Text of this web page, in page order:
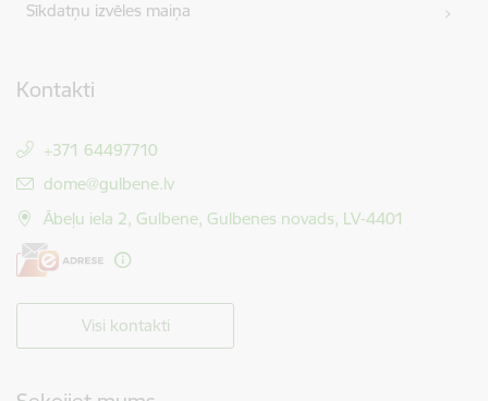
Sīkdatņu izvēles maiņa
Kontakti
+371 64497710
E-pasts:
dome@gulbene.lv
Ābeļu iela 2, Gulbene, Gulbenes novads, LV-4401
Visi kontakti